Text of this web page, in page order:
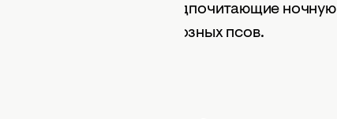
спокойные совы, предпочитающие ночную
живое – превратятся в грозных псов.